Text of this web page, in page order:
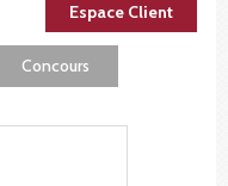
Espace Client
Concours